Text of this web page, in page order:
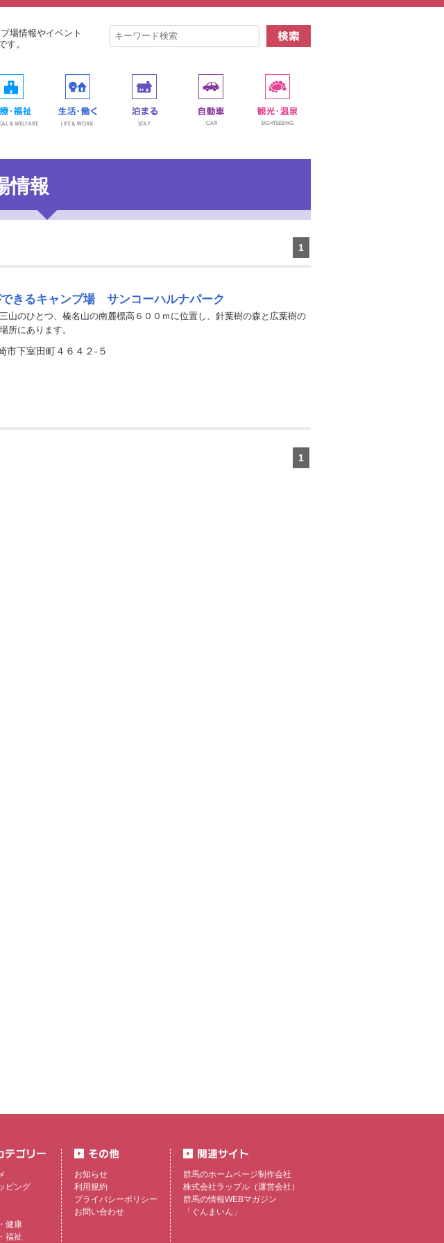
場情報やイベント
す。
情報
1
きるキャンプ場 サンコーハルナパーク
山のひとつ、榛名山の南麓標高６００ｍに位置し、針葉樹の森と広葉樹の
所にあります。
市下室田町４６４２-５
1
ピング
健康
福祉
お知らせ
利用規約
プライバシーポリシー
お問い合わせ
群馬のホームページ制作会社
株式会社ラップル （運営会社）
群馬の情報WEBマガジン
「ぐんまいん」